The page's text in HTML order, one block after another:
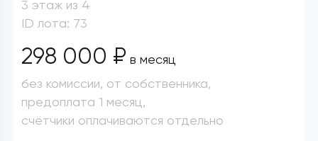
3 этаж из 4
ID лота: 73
298 000 ₽ в месяц
без комиссии, от собственника,
предоплата 1 месяц,
счётчики оплачиваются отдельно